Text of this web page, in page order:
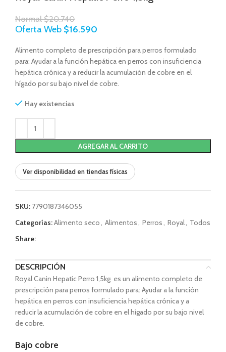
Normal$20.740
Oferta Web $16.590
Alimento completo de prescripción para perros formulado
para: Ayudar a la función hepática en perros con insuficiencia
hepática crónica y a reducir la acumulación de cobre en el
hígado por su bajo nivel de cobre.
Hay existencias
AGREGAR AL CARRITO
Ver disponibilidad en tiendas físicas
SKU: 7790187346055
Categorías:Alimento seco, Alimentos, Perros, Royal, Todos
Share:
DESCRIPCIÓN
Royal Canin Hepatic Perro 1,5kg es un alimento completo de
prescripción para perros formulado para: Ayudar a la función
hepática en perros con insuficiencia hepática crónica y a
reducir la acumulación de cobre en el hígado por su bajo nivel
de cobre.
Bajo cobre